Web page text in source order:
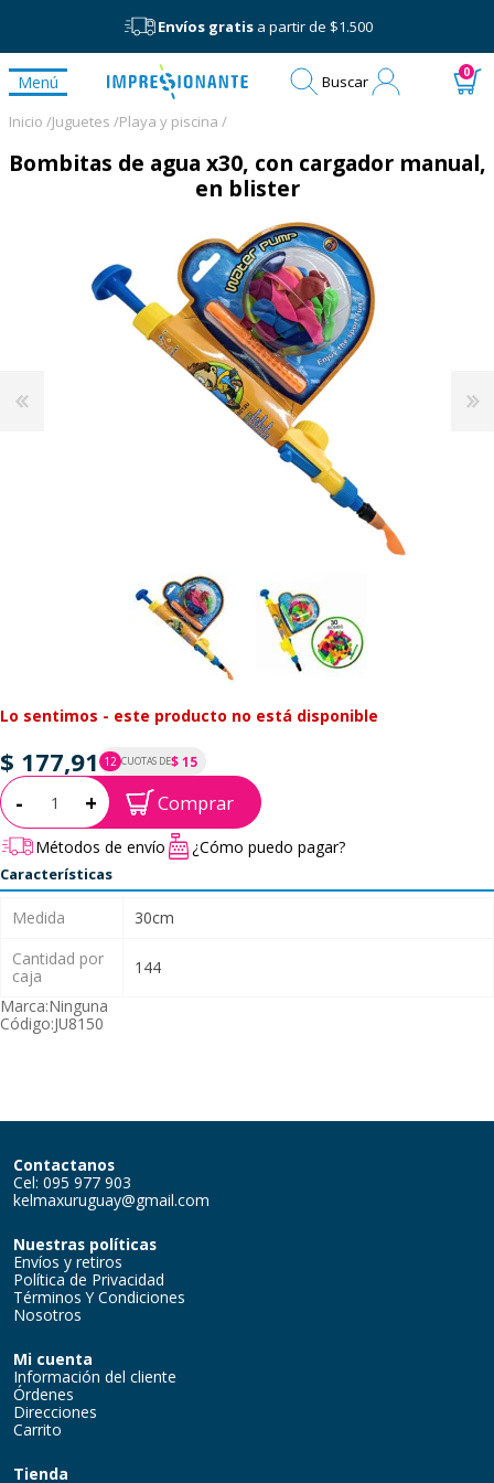
Envíos gratisa partir de $1.500
Menú Buscar 0
Inicio /Juguetes /Playa y piscina /
Bombitas de agua x30, con cargador manual,
en blister
Lo sentimos - este producto no está disponible
$ 177,91 12 CUOTAS DE$ 15
P.T.F. $ 178
Cantidad:
- + Comprar
Métodos de envío ¿Cómo puedo pagar?
Características
Medida
30cm
Cantidad por
caja
144
Marca:Ninguna
Código:JU8150
Contactanos
Cel: 095 977 903
kelmaxuruguay@gmail.com
Nuestras políticas
Envíos y retiros
Política de Privacidad
Términos Y Condiciones
Nosotros
Mi cuenta
Información del cliente
Órdenes
Direcciones
Carrito
Tienda